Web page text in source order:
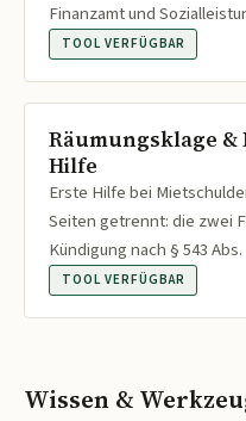
Finanzamt und
TOOL VERFÜGBAR
Räumungsklage
Hilfe
Erste Hilfe bei
Seiten getrennt: die zwei
Kündigung nach § 543 Abs.
TOOL VERFÜGBAR
Wissen &